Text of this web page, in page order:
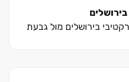
בירושלים מול גבעת